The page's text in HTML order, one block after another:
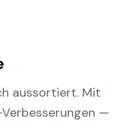
aussortiert. Mit
—